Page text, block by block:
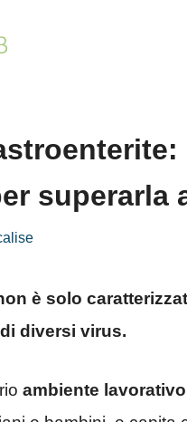
superarla
è solo
diversi virus.
ambiente